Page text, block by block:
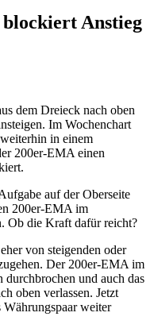
Anstieg
dem Dreieck nach oben
Im Wochenchart
in einem
200er-EMA einen
auf der Oberseite
200er-EMA im
Ob die Kraft dafür reicht?
von steigenden oder
Der 200er-EMA im
durchbrochen und auch das
oben verlassen. Jetzt
Währungspaar weiter